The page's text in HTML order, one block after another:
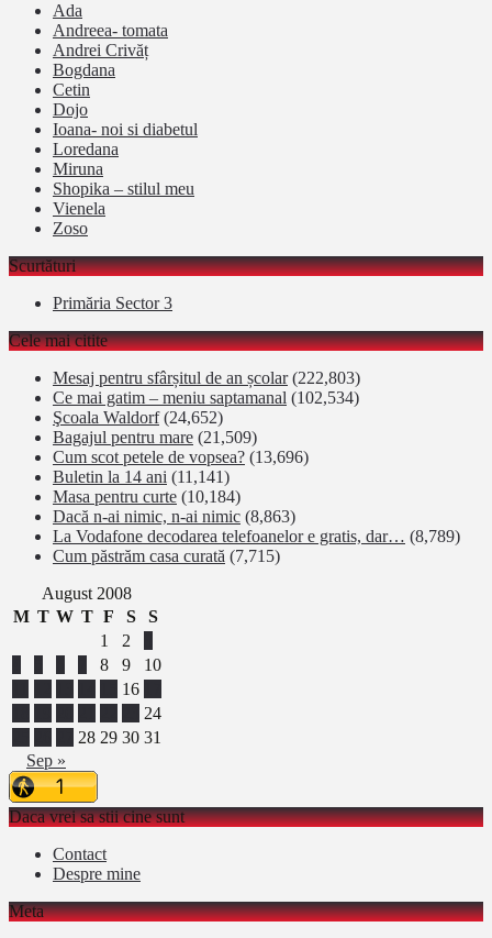
Ada
Andreea- tomata
Andrei Crivăț
Bogdana
Cetin
Dojo
Ioana- noi si diabetul
Loredana
Miruna
Shopika – stilul meu
Vienela
Zoso
Scurtături
Primăria Sector 3
Cele mai citite
Mesaj pentru sfârșitul de an școlar (222,803)
Ce mai gatim – meniu saptamanal (102,534)
Şcoala Waldorf (24,652)
Bagajul pentru mare (21,509)
Cum scot petele de vopsea? (13,696)
Buletin la 14 ani (11,141)
Masa pentru curte (10,184)
Dacă n-ai nimic, n-ai nimic (8,863)
La Vodafone decodarea telefoanelor e gratis, dar… (8,789)
Cum păstrăm casa curată (7,715)
August 2008
M T W T F S
S
1
2
8 9
10
16
24
28 29 30 31
Sep »
Daca vrei sa stii cine sunt
Contact
Despre mine
Meta